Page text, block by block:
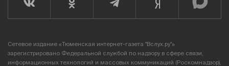
Сетевое издание «Тюменская интернет-газета "Вслух.ру"»
зарегистрировано Федеральной службой по надзору в сфере связи,
информационных технологий и массовых коммуникаций (Роскомнадзор),